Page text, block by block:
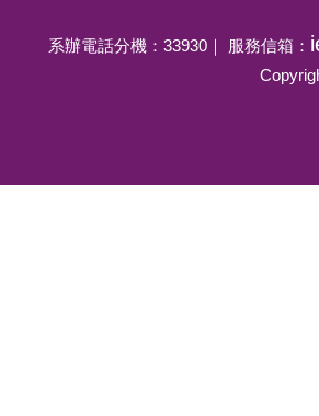
系辦電話分機：33930｜ 服務信箱：